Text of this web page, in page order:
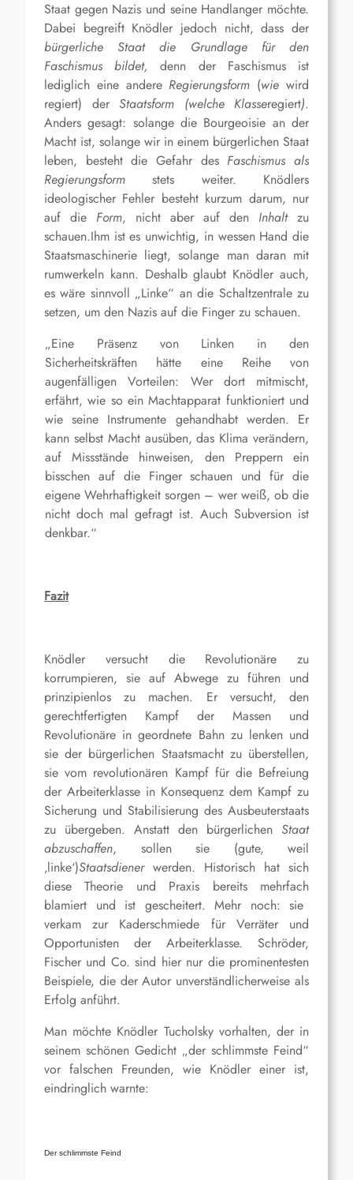
Staat gegen Nazis und seine Handlanger möchte.
Dabei begreift Knödler jedoch nicht, dass der
bürgerliche Staat die Grundlage für den
Faschismus bildet, denn der Faschismus ist
lediglich eine andere Regierungsform (wie wird
regiert) der Staatsform (welche Klasseregiert).
Anders gesagt: solange die Bourgeoisie an der
Macht ist, solange wir in einem bürgerlichen Staat
leben, besteht die Gefahr des Faschismus als
Regierungsform stets weiter. Knödlers
ideologischer Fehler besteht kurzum darum, nur
auf die Form, nicht aber auf den Inhaltzu
schauen.Ihm ist es unwichtig, in wessen Hand die
Staatsmaschinerie liegt, solange man daran mit
rumwerkeln kann. Deshalbglaubt Knödler auch,
es wäre sinnvoll „Linke“ an die Schaltzentrale zu
setzen, um den Nazis auf die Finger zu schauen.
„Eine Präsenz von Linken in den
Sicherheitskräften hätte eine Reihe von
augenfälligen Vorteilen: Wer dort mitmischt,
erfährt, wie so ein Machtapparat funktioniert und
wie seine Instrumente gehandhabt werden. Er
kann selbst Macht ausüben, das Klima verändern,
auf Missstände hinweisen, den Preppern ein
bisschen auf die Finger schauen und für die
eigene Wehrhaftigkeit sorgen – wer weiß, ob die
nicht doch mal gefragt ist. Auch Subversion ist
denkbar.“
Fazit
Knödler versucht die Revolutionäre zu
korrumpieren, sie auf Abwege zu führen und
prinzipienlos zu machen. Er versucht, den
gerechtfertigten Kampf der Massen und
Revolutionäre in geordnete Bahn zu lenken und
sie der bürgerlichen Staatsmacht zu überstellen,
sie vom revolutionären Kampf für die Befreiung
der Arbeiterklasse in Konsequenz dem Kampf zu
Sicherung und Stabilisierung des Ausbeuterstaats
zu übergeben. Anstatt den bürgerlichen Staat
abzuschaffen, sollen sie (gute, weil
‚linke‘)Staatsdienerwerden. Historisch hat sich
diese Theorie und Praxis bereits mehrfach
blamiert und ist gescheitert. Mehr noch: sie
verkam zur Kaderschmiede für Verräter und
Opportunisten der Arbeiterklasse. Schröder,
Fischer und Co.sind hier nur die prominentesten
Beispiele, die der Autor unverständlicherweise als
Erfolg anführt.
Man möchte Knödler Tucholsky vorhalten, der in
seinem schönen Gedicht „der schlimmste Feind“
vor falschen Freunden, wie Knödler einer ist,
eindringlich warnte:
Der schlimmste Feind